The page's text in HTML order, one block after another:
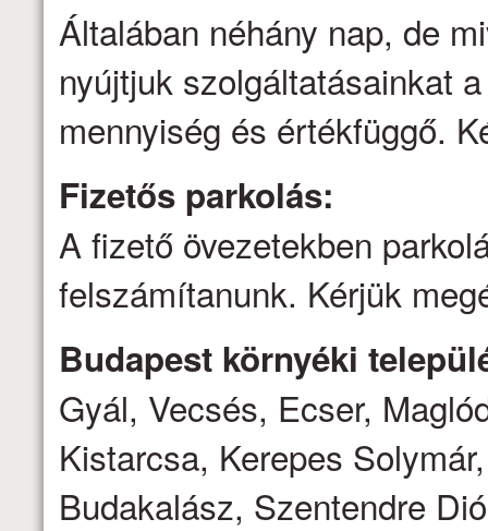
Általában néhány nap, de
nyújtjuk szolgáltatásainkat
mennyiség és értékfüggő.
Fizetős parkolás:
A fizető övezetekben
felszámítanunk. Kérjük
Budapest környéki
Gyál, Vecsés, Ecser,
Kistarcsa, Kerepes
Budakalász, Szentendre